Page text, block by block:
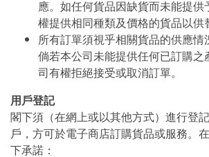
應。如任何貨品因缺貨而未能提供
權提供相同種類及價格的貨品以供
所有訂單須視乎相關貨品的供應情
倘若本公司未能提供任何已訂購之
司有權拒絕接受或取消訂單。
用戶登記
閣下須（在網上或以其他方式）進行登
戶，方可於電子商店訂購貨品或服務。
下承諾：